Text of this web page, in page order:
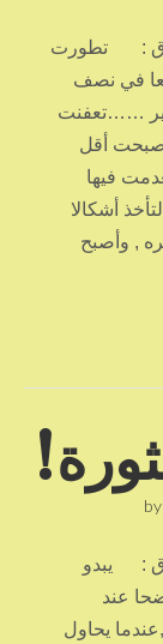
: تطورت
في نصف
……تعفنت
أقل
فيها
أشكالا
, وأصبح
by
: يبدو
عند
,عندما يحاول